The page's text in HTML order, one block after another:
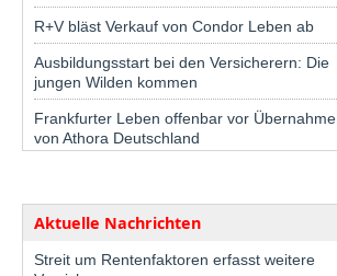
R+V bläst Verkauf von Condor Leben ab
Ausbildungsstart bei den Versicherern: Die
jungen Wilden kommen
Frankfurter Leben offenbar vor Übernahme
von Athora Deutschland
Aktuelle Nachrichten
Streit um Rentenfaktoren erfasst weitere